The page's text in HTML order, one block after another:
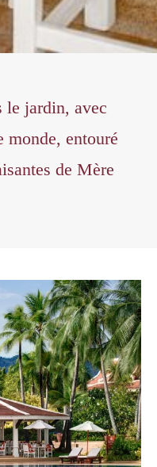
le jardin, avec
monde, entouré
de Mère